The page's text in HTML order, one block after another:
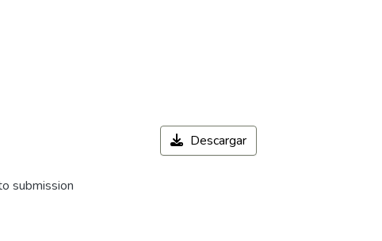
submission
Descargar